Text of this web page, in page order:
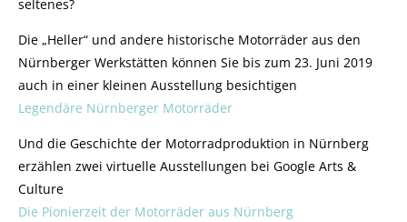
seltenes?
Die „Heller“ und andere historische Motorräder aus den
Nürnberger Werkstätten können Sie bis zum 23. Juni 2019
auch in einer kleinen Ausstellung besichtigen
Legendäre Nürnberger Motorräder
Und die Geschichte der Motorradproduktion in Nürnberg
erzählen zwei virtuelle Ausstellungen bei Google Arts &
Culture
Die Pionierzeit der Motorräder aus Nürnberg